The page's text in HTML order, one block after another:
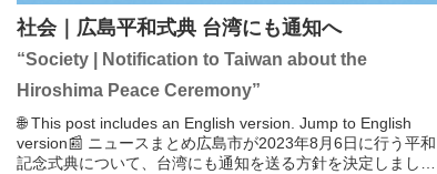
社会｜広島平和式典 台湾にも通知へ
“Society | Notification to Taiwan about the
Hiroshima Peace Ceremony”
🌐 This post includes an English version. Jump to English
version📰 ニュースまとめ広島市が2023年8月6日に行う平和
記念式典について、台湾にも通知を送る方針を決定しまし